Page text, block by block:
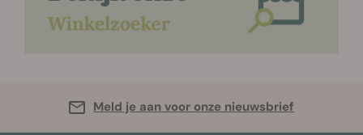
Meld je aan voor onze nieuwsbrief